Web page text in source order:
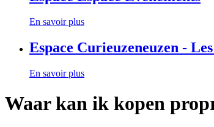
En savoir plus
Espace Curieuzeneuzen -
En savoir plus
Waar kan ik kopen